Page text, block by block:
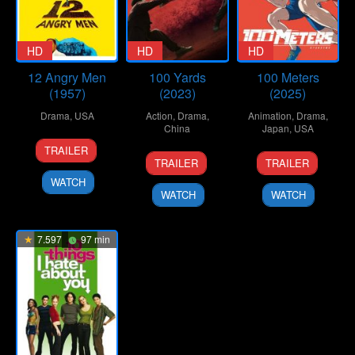
HD
12 Angry Men
(1957)
Drama, USA
10
Apr
1957
Don
Kranze
TRAILER
WATCH
HD
100 Yards
(2023)
Action, Drama,
China
20
Sep
2024
Xu
Junfeng
TRAILER
WATCH
HD
100 Meters
(2025)
Animation, Drama,
Japan, USA
19
Sep
2025
Kenji
Iwaisawa
TRAILER
WATCH
7.597 97 min